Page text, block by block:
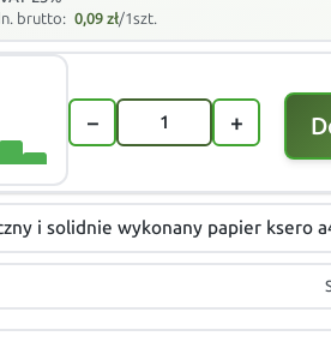
brutto: 0,09zł/1szt.
− +
i solidnie wykonany papier ksero